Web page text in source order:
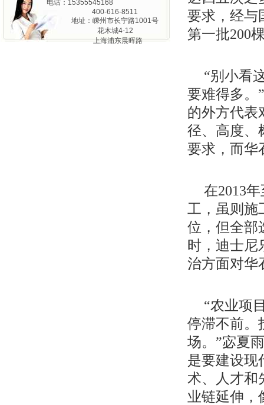
电话：15355545168
400-616-8511
地址：嵊州市长宁路1001号
花木城4-12
上海浦东晨晖路
要求，经与
第一批200
“别小看
要难得多。
的外方代表
径、高度、
要求，而华
在2013
工，虽则施
位，但全部
时，迪士尼
治方面对华
“农业项
停滞不前。
场。”宓夏
是要建设现
术、人才和
业链延伸，